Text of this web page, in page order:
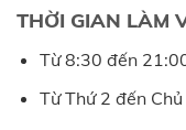
THỜI GIAN LÀM
Từ 8:30 đến
Từ Thứ 2 đến